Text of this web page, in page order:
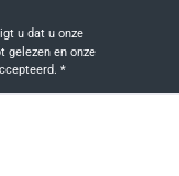
Door doorgaan te selecteren, bevestigt u dat u onze
*